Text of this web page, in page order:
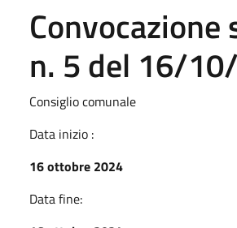
Convocazione
n. 5 del 16/
Consiglio comunale
Data inizio :
16 ottobre 2024
Data fine: